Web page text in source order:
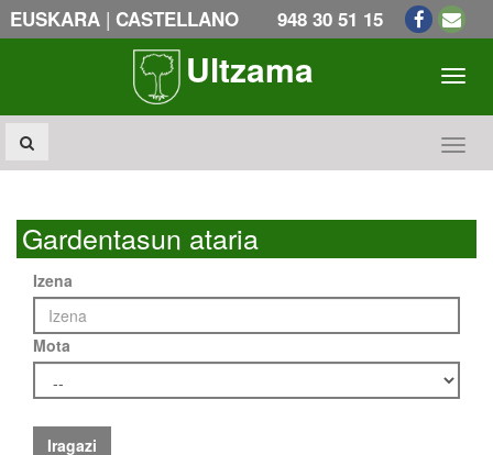
EUSKARA | CASTELLANO 948 30 51 15
Ultzama
Gardentasun ataria
Izena
Mota
Iragazi